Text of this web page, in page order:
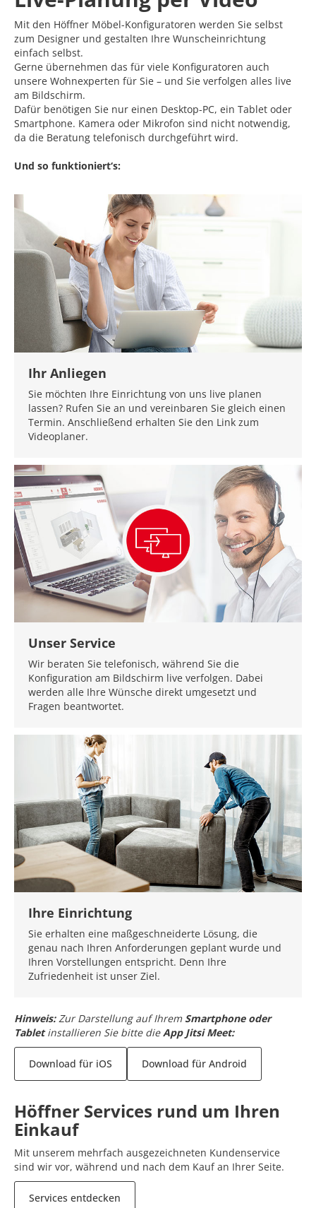
Mit den Höffner Möbel-Konfiguratoren werden Sie selbst
zum Designer und gestalten Ihre Wunscheinrichtung
einfach selbst.
Gerne übernehmen das für viele Konfiguratoren auch
unsere Wohnexperten für Sie – und Sie verfolgen alles live
am Bildschirm.
Dafür benötigen Sie nur einen Desktop-PC, ein Tablet oder
Smartphone. Kamera oder Mikrofon sind nicht notwendig,
da die Beratung telefonisch durchgeführt wird.
Und so funktioniert‘s:
Ihr Anliegen
Sie möchten Ihre Einrichtung von uns live planen
lassen? Rufen Sie an und vereinbaren Sie gleich einen
Termin. Anschließend erhalten Sie den Link zum
Videoplaner.
Unser Service
Wir beraten Sie telefonisch, während Sie die
Konfiguration am Bildschirm live verfolgen. Dabei
werden alle Ihre Wünsche direkt umgesetzt und
Fragen beantwortet.
Ihre Einrichtung
Sie erhalten eine maßgeschneiderte Lösung, die
genau nach Ihren Anforderungen geplant wurde und
Ihren Vorstellungen entspricht. Denn Ihre
Zufriedenheit ist unser Ziel.
Hinweis: Zur Darstellung auf Ihrem Smartphone oder
Tabletinstallieren Sie bitte dieApp Jitsi Meet:
Download für iOS Download für Android
Höffner Services rund um Ihren
Einkauf
Mit unserem mehrfach ausgezeichneten Kundenservice
sind wir vor, während und nach dem Kauf an Ihrer Seite.
Services entdecken